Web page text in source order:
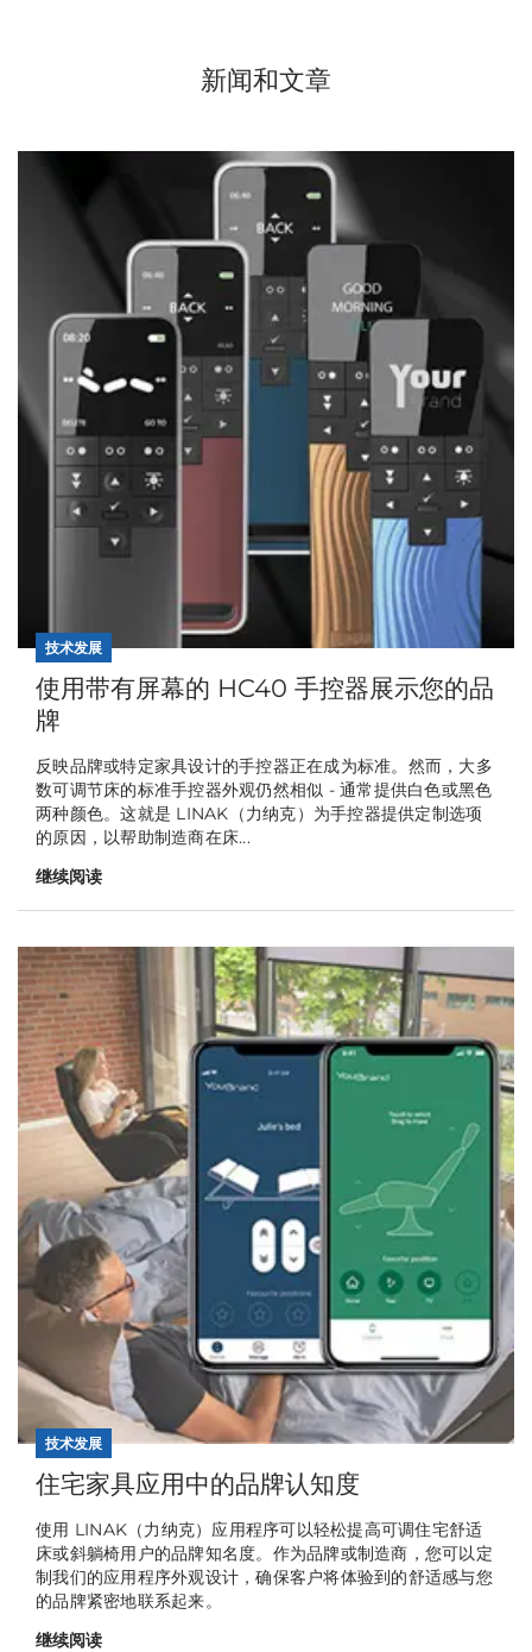
新闻和文章
技术发展
使用带有屏幕的 HC40 手控器展示您的品
牌
反映品牌或特定家具设计的手控器正在成为标准。然而，大多
数可调节床的标准手控器外观仍然相似 - 通常提供白色或黑色
两种颜色。这就是 LINAK（力纳克）为手控器提供定制选项
的原因，以帮助制造商在床...
继续阅读
技术发展
住宅家具应用中的品牌认知度
使用 LINAK（力纳克）应用程序可以轻松提高可调住宅舒适
床或斜躺椅用户的品牌知名度。作为品牌或制造商，您可以定
制我们的应用程序外观设计，确保客户将体验到的舒适感与您
的品牌紧密地联系起来。
继续阅读